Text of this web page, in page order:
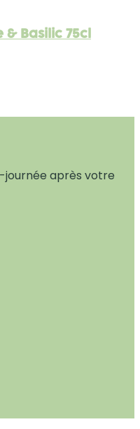
Basilic 75cl
journée après votre